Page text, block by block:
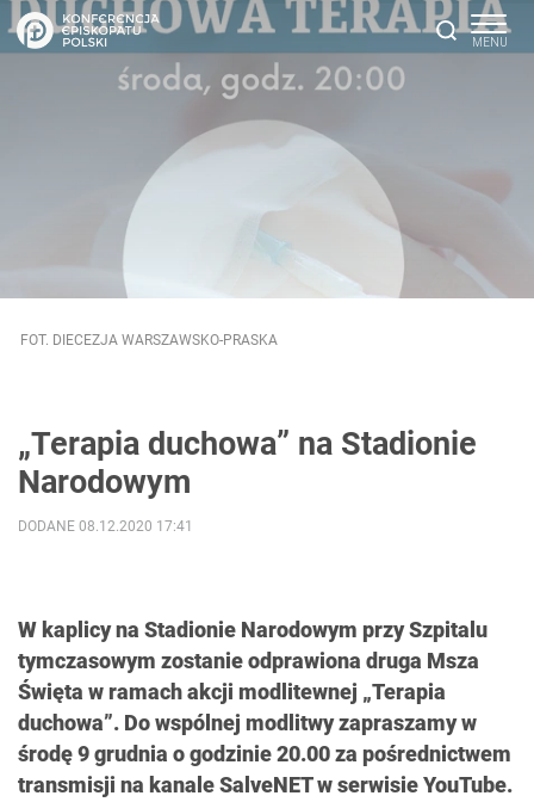
FOT. DIECEZJA WARSZAWSKO-PRASKA
„Terapia duchowa” na Stadionie
Narodowym
W kaplicy na Stadionie Narodowym przy Szpitalu
tymczasowym zostanie odprawiona druga Msza
Święta w ramach akcji modlitewnej „Terapia
duchowa”. Do wspólnej modlitwy zapraszamy w
środę 9 grudnia o godzinie 20.00 za pośrednictwem
transmisji na kanale SalveNET w serwisie YouTube.
DODANE 08.12.2020 17:41